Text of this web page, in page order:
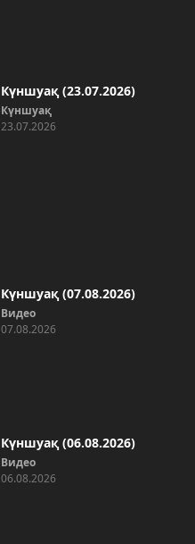
Күншуақ (23.07.2026)
Күншуақ
23.07.2026
Күншуақ (07.08.2026)
Видео
07.08.2026
Күншуақ (06.08.2026)
Видео
06.08.2026